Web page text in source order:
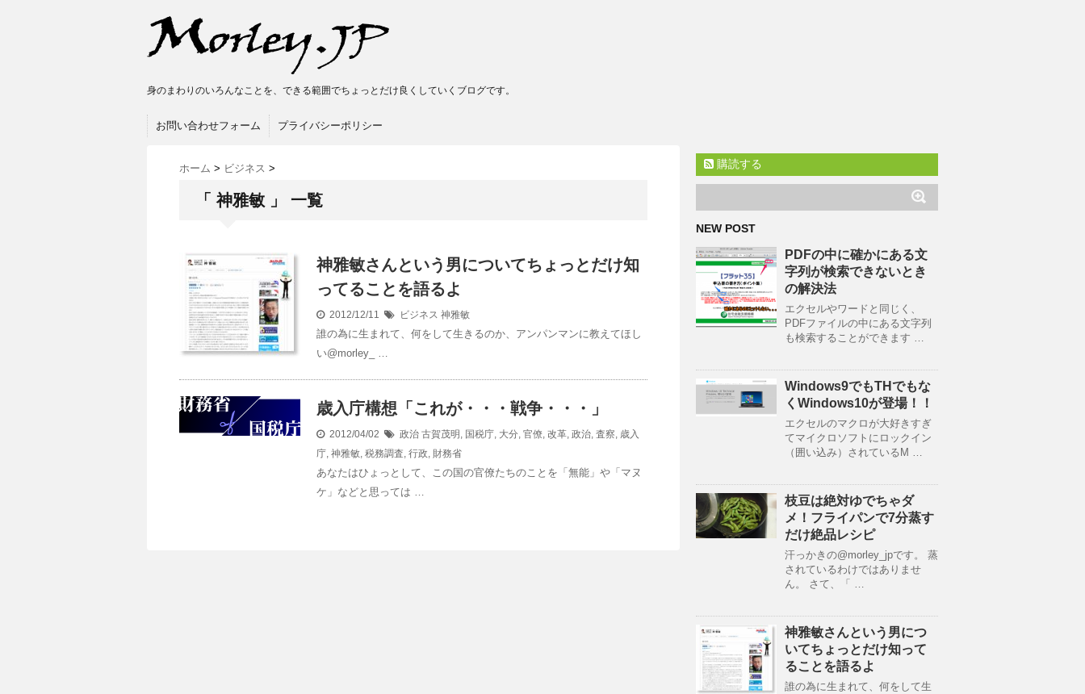
身のまわりのいろんなことを、できる範囲でちょっとだけ良くしていくブログです。
お問い合わせフォーム プライバシーポリシー
ホーム > ビジネス >
「 神雅敏 」 一覧
神雅敏さんという男についてちょっとだけ知
ってることを語るよ
2012/12/11 ビジネス 神雅敏
誰の為に生まれて、何をして生きるのか、アンパンマンに教えてほし
い@morley_ …
歳入庁構想「これが・・・戦争・・・」
2012/04/02 政治 古賀茂明 , 国税庁, 大分, 官僚, 改革, 政治, 査察, 歳入
庁, 神雅敏, 税務調査, 行政, 財務省
あなたはひょっとして、この国の官僚たちのことを「無能」や「マヌ
ケ」などと思っては …
購読する
NEW POST
PDFの中に確かにある文
字列が検索できないとき
の解決法
エクセルやワードと同じく、
PDFファイルの中にある文字列
も検索することができます …
Windows9でもTHでもな
くWindows10が登場！！
エクセルのマクロが大好きすぎ
てマイクロソフトにロックイン
（囲い込み）されているM …
枝豆は絶対ゆでちゃダ
メ！フライパンで7分蒸す
だけ絶品レシピ
汗っかきの@morley_jpです。 蒸
されているわけではありませ
ん。 さて、「 …
神雅敏さんという男につ
いてちょっとだけ知って
ることを語るよ
誰の為に生まれて、何をして生